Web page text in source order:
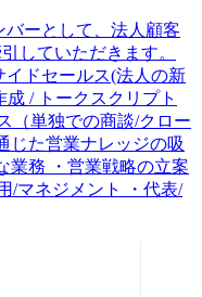
ーとして、法人顧客
していただきます。
ドセールス(法人の新
/ トークスクリプト
（単独での商談/クロー
じた営業ナレッジの吸
業務 ・営業戦略の立案
/マネジメント ・代表/